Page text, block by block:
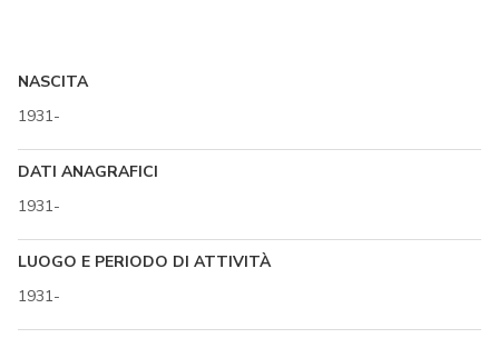
NASCITA
1931-
DATI ANAGRAFICI
1931-
LUOGO E PERIODO DI ATTIVITÀ
1931-